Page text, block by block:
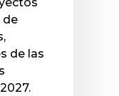
de
de las